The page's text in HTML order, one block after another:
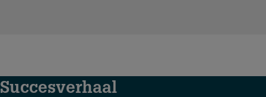
Succesverhaal